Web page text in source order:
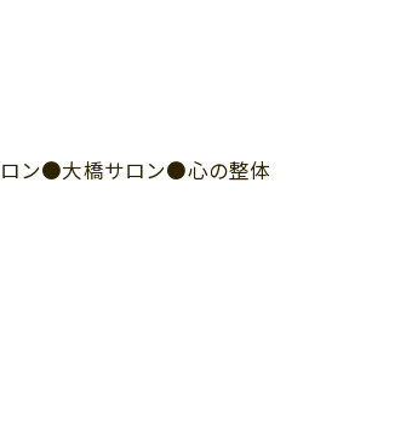
ン●大橋サロン●心の整体